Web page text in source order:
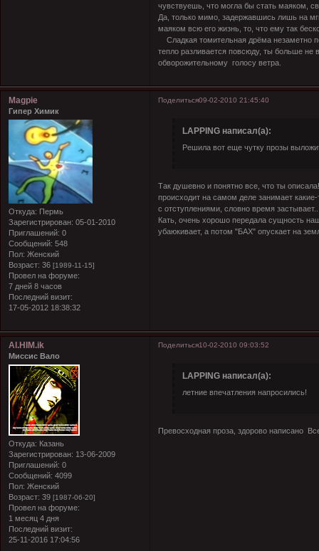
чувствуешь, что могла бы стать маяком,
Да, только мимо, задержавшись лишь на
маяком всю его жизнь, то, что ему так
Сладкая томительная дрёма незаметно
тепло разливается повсюду, ты больше
обворожительному голосу ветра.
Поделиться09-02-2010 21:45:40
Magpie
Гипер Химик
Откуда: Пермь
Зарегистрирован: 05-01-2010
Приглашений: 0
Сообщений: 548
Пол: Женский
Возраст: 36 [1989-11-15]
Провел на форуме:
7 дней 8 часов
Последний визит:
17-05-2012 18:38:32
LAPPING написал(а):
Решила вот еще чутку прозы
Так душевно и понятно все, что ты
происходит на самом деле занимает
с отступлениями, словно время застывает..
Кать, очень хорошо передала сущность
убаюкивает, а потом "БАХ" опускает на
Поделиться10-02-2010 09:03:52
Al.HIM.ik
Миссис Вало
Откуда: Казань
Зарегистрирован: 13-06-2009
Приглашений: 0
Сообщений: 4099
Пол: Женский
Возраст: 39 [1987-06-20]
Провел на форуме:
1 месяц 4 дня
Последний визит:
25-11-2016 17:04:56
LAPPING написал(а):
летние впечатления напросились!
Превосходная проза, здорово написано